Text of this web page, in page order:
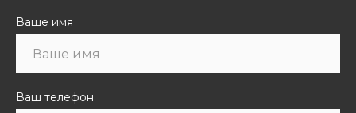
Ваше имя
Ваш телефон